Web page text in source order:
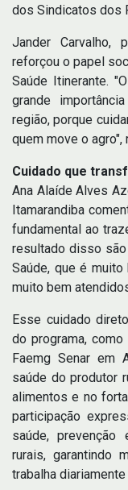
dos Sindicatos dos
Jander Carvalho,
reforçou o papel
Saúde Itinerante.
grande
região, porque
quem move o
Cuidado que
Ana Alaíde Alves
Itamarandiba
fundamental ao
resultado disso
Saúde, que é
muito bem
Esse cuidado
do programa,
Faemg Senar em
saúde do produtor
alimentos e no
participação
saúde,
rurais, garantindo
trabalha